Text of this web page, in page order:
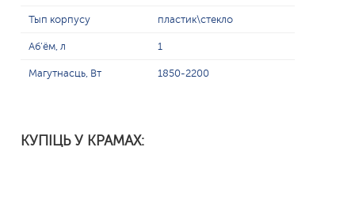
Тып корпусу пластик\стекло
Аб'ём, л 1
Магутнасць, Вт 1850-2200
КУПІЦЬ У КРАМАХ: